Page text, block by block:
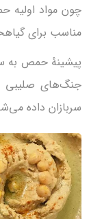
چون مواد اولیه
مناسب برای
جنگ‌های صلیبی
سربازان داده